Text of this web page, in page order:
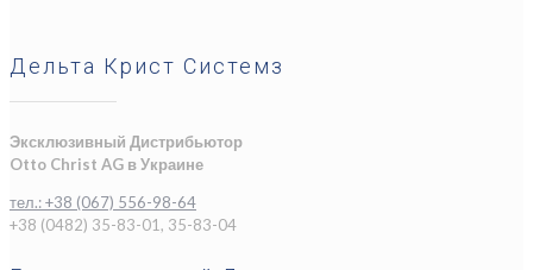
Дельта Крист Системз
Эксклюзивный Дистрибьютор
Otto Christ AG в Украине
тел.: +38 (067) 556-98-64
+38 (0482) 35-83-01, 35-83-04